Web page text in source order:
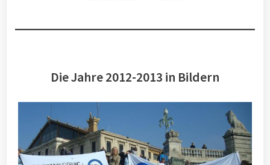
Die Jahre 2012-2013 in Bildern